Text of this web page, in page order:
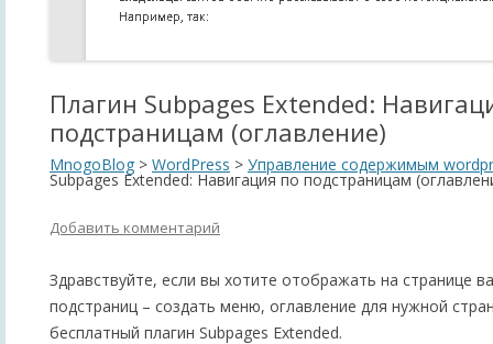
Плагин Subpages Extended:
подстраницам (оглавление)
MnogoBlog > WordPress > Управление содержимым
Subpages Extended: Навигация по подстраницам
Добавить комментарий
Здравствуйте, если вы хотите отображать на странице
подстраниц – создать меню, оглавление для нужной
бесплатный плагин Subpages Extended.